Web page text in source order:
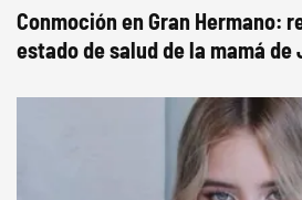
Conmoción en Gran Hermano:
estado de salud de la mamá de